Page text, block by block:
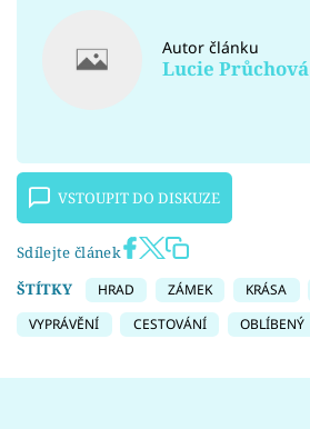
Autor článku
Lucie Průchová
VSTOUPIT DO DISKUZE
Sdílejte článek
ŠTÍTKY
HRAD ZÁMEK KRÁSA
VYPRÁVĚNÍ
CESTOVÁNÍ OBLÍBENÝ